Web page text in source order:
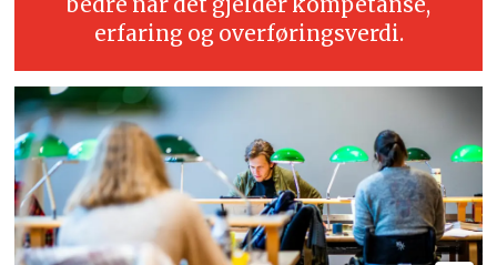
erfaring og overføringsverdi.